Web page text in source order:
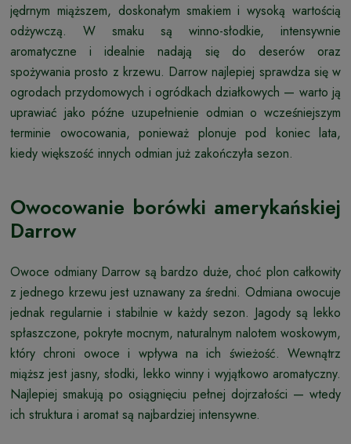
jędrnym miąższem, doskonałym smakiem i wysoką wartością
odżywczą. W smaku są winno-słodkie, intensywnie
aromatyczne i idealnie nadają się do deserów oraz
spożywania prosto z krzewu. Darrow najlepiej sprawdza się w
ogrodach przydomowych i ogródkach działkowych — warto ją
uprawiać jako późne uzupełnienie odmian o wcześniejszym
terminie owocowania, ponieważ plonuje pod koniec lata,
kiedy większość innych odmian już zakończyła sezon.
Owocowanie borówki amerykańskiej
Darrow
Owoce odmiany Darrow są bardzo duże, choć plon całkowity
z jednego krzewu jest uznawany za średni. Odmiana owocuje
jednak regularnie i stabilnie w każdy sezon. Jagody są lekko
spłaszczone, pokryte mocnym, naturalnym nalotem woskowym,
który chroni owoce i wpływa na ich świeżość. Wewnątrz
miąższ jest jasny, słodki, lekko winny i wyjątkowo aromatyczny.
Najlepiej smakują po osiągnięciu pełnej dojrzałości — wtedy
ich struktura i aromat są najbardziej intensywne.